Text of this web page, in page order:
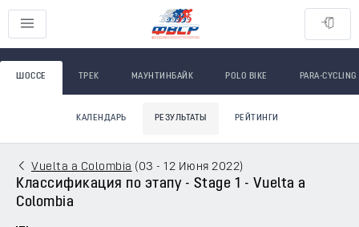
ШОССЕ ТРЕК МАУНТИНБАЙК POLO BIKE PARA-CYCLING
КАЛЕНДАРЬ РЕЗУЛЬТАТЫ РЕЙТИНГИ
Vuelta a Colombia ( 03 - 12 Июня 2022)
Классификация по этапу - Stage 1 - Vuelta a
Colombia